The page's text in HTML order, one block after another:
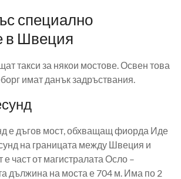
специално
в Швеция
такси за някои мостове. Освен това
имат данък задръствания.
е дъгов мост, обхващащ фиорда Иде
на границата между Швеция и
част от магистралата Осло –
дължина на моста е 704 м. Има по 2